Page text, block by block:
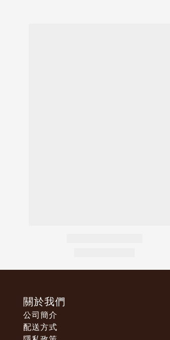
關於我們
公司簡介
配送方式